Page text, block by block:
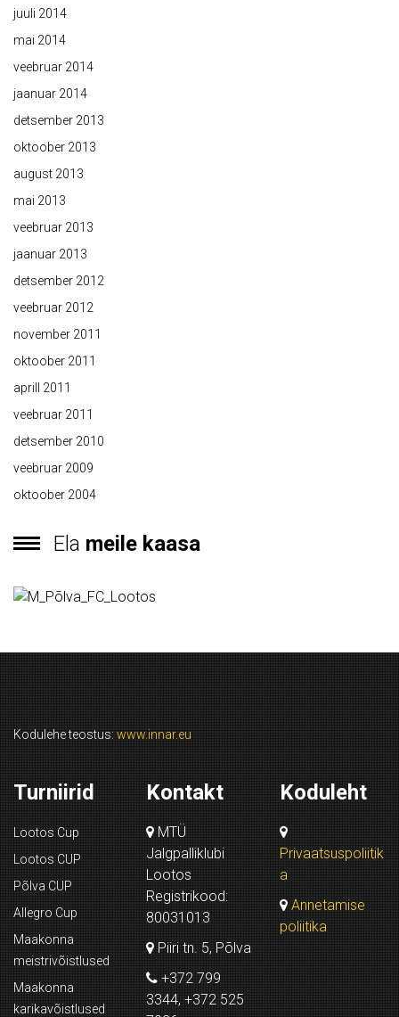
juuli 2014
mai 2014
veebruar 2014
jaanuar 2014
detsember 2013
oktoober 2013
august 2013
mai 2013
veebruar 2013
jaanuar 2013
detsember 2012
veebruar 2012
november 2011
oktoober 2011
aprill 2011
veebruar 2011
detsember 2010
veebruar 2009
oktoober 2004
Ela meile kaasa
Kodulehe teostus: www.innar.eu
Turniirid
Lootos Cup
Lootos CUP
Põlva CUP
Allegro Cup
Maakonna
meistrivõistlused
Maakonna
karikavõistlused
Kontakt
MTÜ
Jalgpalliklubi
Lootos
Registrikood:
80031013
Piiri tn. 5, Põlva
+372 799
3344, +372 525
Koduleht
Privaatsuspoliitik
a
Annetamise
poliitika